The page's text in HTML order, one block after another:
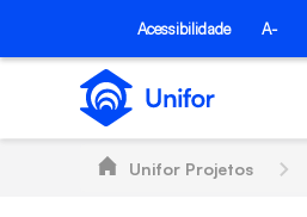
Pular para o Conteúdo principal
Acessibilidade A-
Unifor Projetos